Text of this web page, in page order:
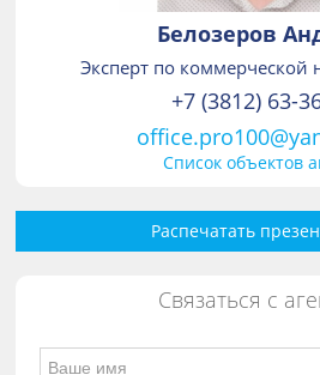
Белозеров
Эксперт по коммерческой
+7 (3812) 63-
Список объектов
Распечатать
Связаться с